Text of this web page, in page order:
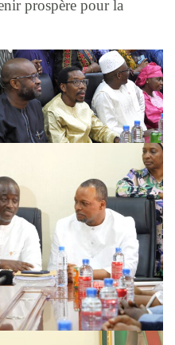
prospère pour la